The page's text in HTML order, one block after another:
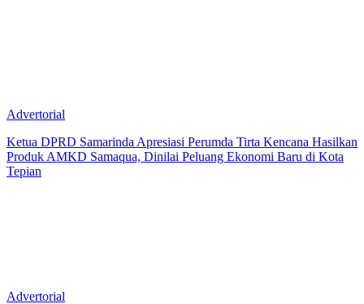
Advertorial
Ketua DPRD Samarinda Apresiasi Perumda Tirta Kencana Hasilkan
Produk AMKD Samaqua, Dinilai Peluang Ekonomi Baru di Kota
Tepian
Advertorial